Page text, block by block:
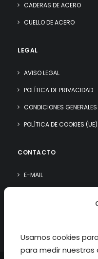
Usamos cookies
para medir nuestras
CADERAS DE ACERO
CUELLO DE ACERO
LEGAL
AVISO LEGAL
POLÍTICA DE PRIVACIDAD
CONDICIONES
POLÍTICA DE COOKIES (UE)
CONTACTO
E-MAIL